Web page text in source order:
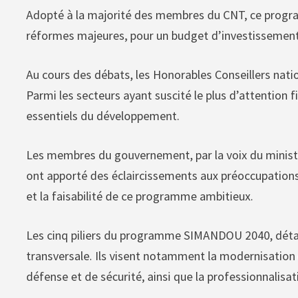
Adopté à la majorité des membres du CNT, ce
réformes majeures, pour un budget
Au cours des débats, les Honorables Conseillers
Parmi les secteurs ayant suscité le plus d’attention
essentiels du développement.
Les membres du gouvernement, par la voix du
ont apporté des éclaircissements aux
et la faisabilité de ce programme ambitieux.
Les cinq piliers du programme SIMANDOU 2040,
transversale. Ils visent notamment la
défense et de sécurité, ainsi que la